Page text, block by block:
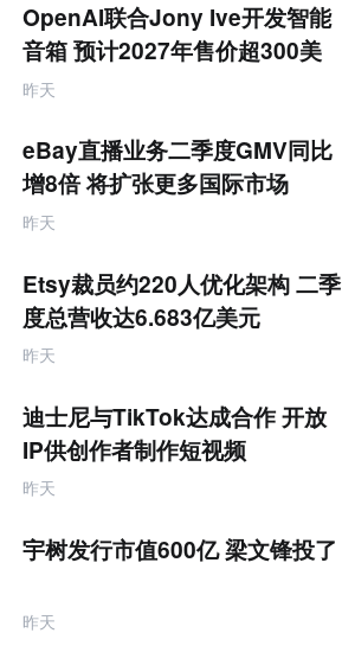
OpenAI联合Jony Ive开发智能
音箱 预计2027年售价超300美
元
昨天
eBay直播业务二季度GMV同比
增8倍 将扩张更多国际市场
昨天
Etsy裁员约220人优化架构 二季
度总营收达6.683亿美元
昨天
迪士尼与TikTok达成合作 开放
IP供创作者制作短视频
昨天
宇树发行市值600亿 梁文锋投了
昨天